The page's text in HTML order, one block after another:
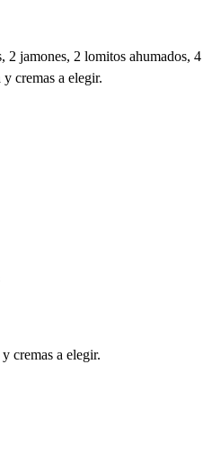
2 jamones, 2 lomitos ahumados, 4
cremas a elegir.
cremas a elegir.